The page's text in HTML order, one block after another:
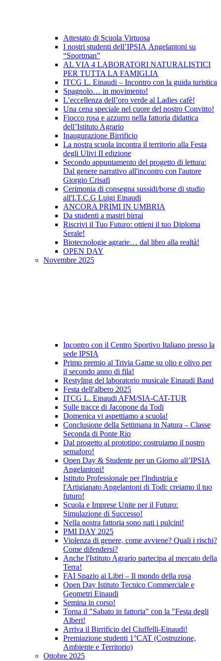
Attestato di Scuola Virtuosa
I nostri studenti dell’IPSIA Angelantoni su
“Sportman”
AL VIA 4 LABORATORI NATURALISTICI
PER TUTTA LA FAMIGLIA
ITCG L. Einaudi – Incontro con la guida turistica
Spagnolo… in movimento!
L’eccellenza dell’oro verde al Ladies cafè!
Una cena speciale nel cuore del nostro Convitto!
Fiocco rosa e azzurro nella fattoria didattica
dell’Istituto Agrario
Inaugurazione Birrificio
La nostra scuola incontra il territorio alla Festa
degli Ulivi II edizione
Secondo appuntamento del progetto di lettura:
Dal genere narrativo all'incontro con l'autore
Giorgio Crisafi
Cerimonia di consegna sussidi/borse di studio
all'I.T.C.G Luigi Einaudi
ANCORA PRIMI IN UMBRIA
Da studenti a mastri birrai
Riscrivi il Tuo Futuro: ottieni il tuo Diploma
Serale!
Biotecnologie agrarie… dal libro alla realtà!
OPEN DAY
Novembre 2025
Incontro con il Centro Sportivo Italiano presso la
sede IPSIA
Primo premio al Trivia Game su olio e olivo per
il secondo anno di fila!
Restyling del laboratorio musicale Einaudi Band
Festa dell'albero 2025
ITCG L. Einaudi AFM/SIA-CAT-TUR
Sulle tracce di Jacopone da Todi
Domenica vi aspettiamo a scuola!
Conclusione della Settimana in Natura – Classe
Seconda di Ponte Rio
Dal progetto al prototipo: costruiamo il nostro
semaforo!
Open Day & Studente per un Giorno all’IPSIA
Angelantoni!
Istituto Professionale per l'Industria e
l'Artigianato Angelantoni di Todi: creiamo il tuo
futuro!
Scuola e Imprese Unite per il Futuro:
Simulazione di Successo!
Nella nostra fattoria sono nati i pulcini!
PMI DAY 2025
Violenza di genere, come avviene? Quali i rischi?
Come difendersi?
Anche l'Istituto Agrario partecipa al mercato della
Terra!
FAI Spazio ai Libri – Il mondo della rosa
Open Day Istituto Tecnico Commerciale e
Geometri Einaudi
Semina in corso!
Torna il "Sabato in fattoria" con la "Festa degli
Alberi!
Arriva il Birrificio del Ciuffelli-Einaudi!
Premiazione studenti 1°CAT (Costruzione,
Ambiente e Territorio)
Ottobre 2025